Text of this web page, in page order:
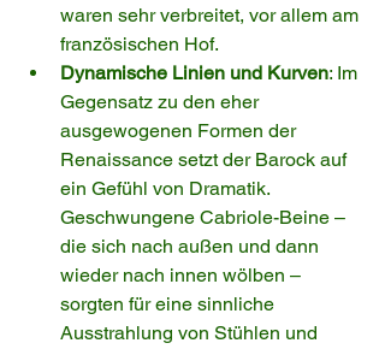
waren sehr verbreitet, vor allem am
französischen Hof.
Dynamische Linien und Kurven: Im
Gegensatz zu den eher
ausgewogenen Formen der
Renaissance setzt der Barock auf
ein Gefühl von Dramatik.
Geschwungene Cabriole-Beine –
die sich nach außen und dann
wieder nach innen wölben –
sorgten für eine sinnliche
Ausstrahlung von Stühlen und